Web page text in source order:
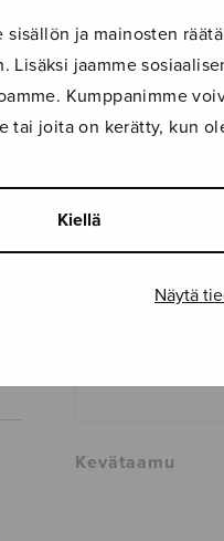
sisällön ja mainosten
Lisäksi jaamme
Kumppanimme
tai joita on kerätty, kun
Kiellä
Näytä
Osastot
Sivumäärä
TUTUSTU MYÖS
Kevätaamu